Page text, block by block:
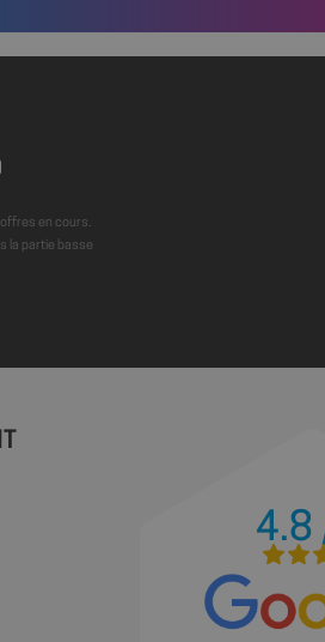
en cours.
la partie basse
4.8
les différents
utilisateurs
sur le site
nécessaire
dans le but
basées sur le
à usage
des utilisateurs
Web, aidant à
des
analyse et
des utilisateurs.
des préférences
les sites; il peut
ou